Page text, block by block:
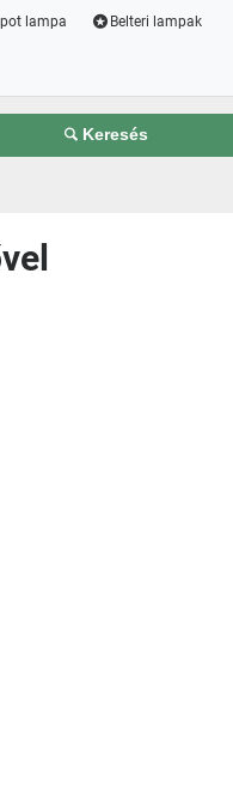
lampa Belteri lampak
Keresés